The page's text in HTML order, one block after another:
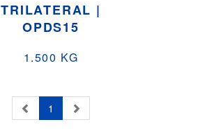
TRILATERAL |
OPDS15
1.500 KG
1